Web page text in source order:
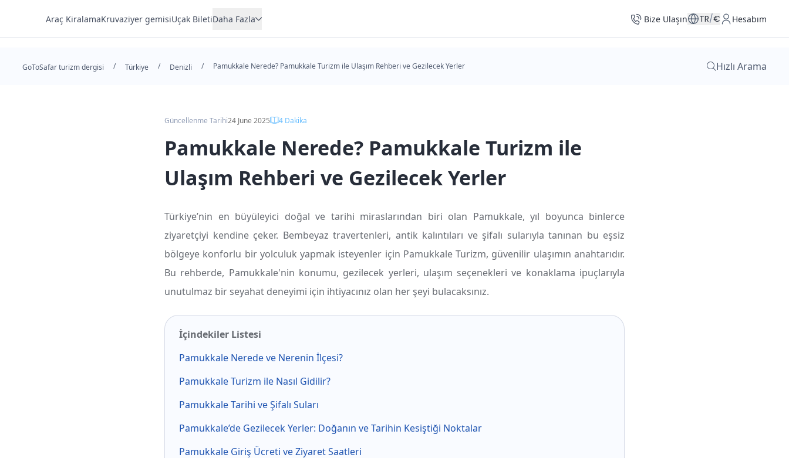
Araç KiralamaKruvaziyer gemisiUçak BiletiDaha Fazla
Otel
Bize Ulaşın TR/€ Hesabım
GoToSafar turizm dergisi / Türkiye / Denizli / Pamukkale Nerede? Pamukkale Turizm ile Ulaşım Rehberi ve Gezilecek Yerler Hızlı Arama
Güncellenme Tarihi24 June 2025 4 Dakika
Pamukkale Nerede? Pamukkale Turizm ile
Ulaşım Rehberi ve Gezilecek Yerler
Türkiye’nin en büyüleyici doğal ve tarihi miraslarından biri olan Pamukkale, yıl boyunca binlerce
ziyaretçiyi kendine çeker. Bembeyaz travertenleri, antik kalıntıları ve şifalı sularıyla tanınan bu eşsiz
bölgeye konforlu bir yolculuk yapmak isteyenler için Pamukkale Turizm, güvenilir ulaşımın anahtarıdır.
Bu rehberde, Pamukkale'nin konumu, gezilecek yerleri, ulaşım seçenekleri ve konaklama ipuçlarıyla
unutulmaz bir seyahat deneyimi için ihtiyacınız olan her şeyi bulacaksınız.
İçindekiler Listesi
Pamukkale Nerede ve Nerenin İlçesi?
Pamukkale Turizm ile Nasıl Gidilir?
Pamukkale Tarihi ve Şifalı Suları
Pamukkale’de Gezilecek Yerler: Doğanın ve Tarihin Kesiştiği Noktalar
Pamukkale Giriş Ücreti ve Ziyaret Saatleri